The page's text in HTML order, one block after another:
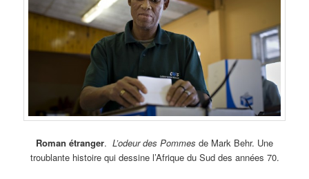
Roman étranger. L’odeur des Pommes de Mark Behr. Une
troublante histoire qui dessine l’Afrique du Sud des années 70.